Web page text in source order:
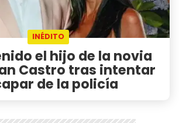
INÉDITO
el hijo de la novia
Castro tras intentar
de la policía